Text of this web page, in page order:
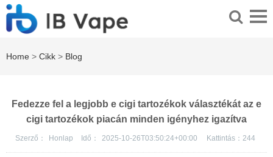
Home > Cikk > Blog
Fedezze fel a legjobb e cigi tartozékok választékát az e
cigi tartozékok piacán minden igényhez igazítva
Szerző： Honlap Idő： 2025-10-26T03:50:24+00:00 Kattintás： 244